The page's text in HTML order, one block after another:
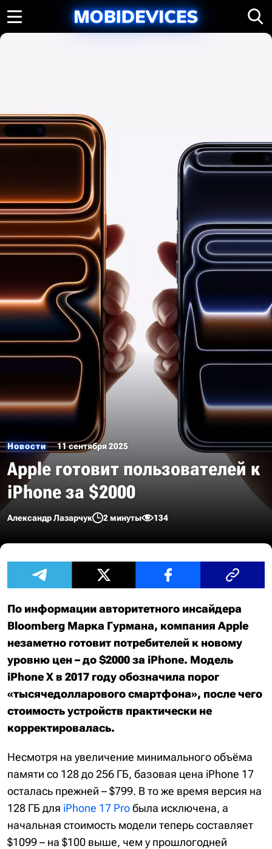
Новости 11 сентября 2025
Apple готовит пользователей к
iPhone за $2000
Александр Лазарчук 2 минуты 134
По информации авторитетного инсайдера
Bloomberg Марка Гурмана, компания Apple
незаметно готовит потребителей к новому
уровню цен – до $2000 за iPhone. Модель
iPhone X в 2017 году обозначила порог
«тысячедолларового смартфона», после чего
стоимость устройств практически не
корректировалась.
Несмотря на увеличение минимального объёма
памяти со 128 до 256 ГБ, базовая цена iPhone 17
осталась прежней – $799. В то же время версия на
128 ГБ для iPhone 17 Proбыла исключена, а
начальная стоимость модели теперь составляет
$1099 – на $100 выше, чем у прошлогодней